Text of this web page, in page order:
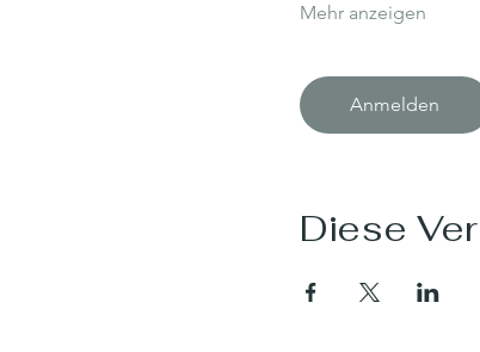
Mehr anzeigen
Anmelden
Diese